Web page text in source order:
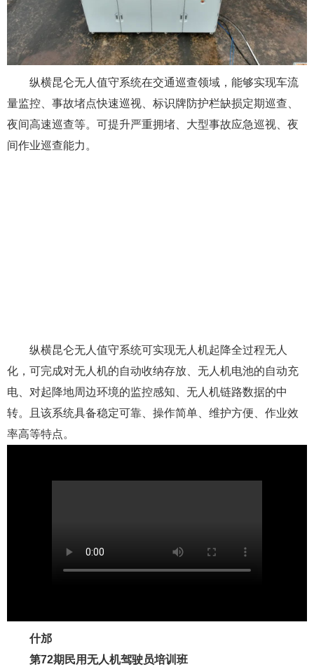
纵横昆仑无人值守系统在交通巡查领域，能够实现车流
量监控、事故堵点快速巡视、标识牌防护栏缺损定期巡查、
夜间高速巡查等。可提升严重拥堵、大型事故应急巡视、夜
间作业巡查能力。
纵横昆仑无人值守系统可实现无人机起降全过程无人
化，可完成对无人机的自动收纳存放、无人机电池的自动充
电、对起降地周边环境的监控感知、无人机链路数据的中
转。且该系统具备稳定可靠、操作简单、维护方便、作业效
率高等特点。
什邡
第72期民用无人机驾驶员培训班